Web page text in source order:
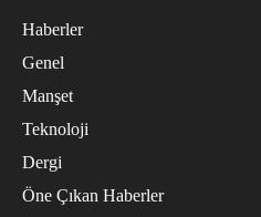
Haberler
Genel
Manşet
Teknoloji
Dergi
Öne Çıkan Haberler